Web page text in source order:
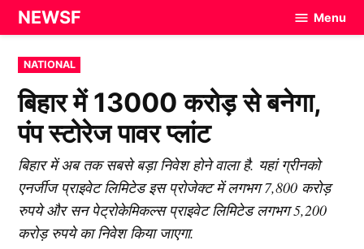
Skip
to
content
NEWSF Menu
POSTED
IN
NATIONAL
बिहार में 13000 करोड़ से बनेगा,
पंप स्टोरेज पावर प्लांट
बिहार में अब तक सबसे बड़ा निवेश होने वाला है. यहां ग्रीनको
एनर्जीज प्राइवेट लिमिटेड इस प्रोजेक्ट में लगभग 7,800 करोड़
रुपये और सन पेट्रोकेमिकल्स प्राइवेट लिमिटेड लगभग 5,200
करोड़ रुपये का निवेश किया जाएगा.